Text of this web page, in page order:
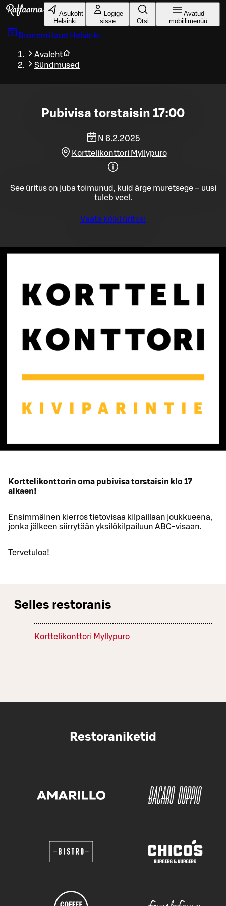
Liigu peamise sisu juurde
Asukoht
Helsinki
Logige
sisse
Otsi
Avatud
mobiilimenüü
Broneeri laud Helsinki
Avaleht
Sündmused
Pubivisa torstaisin 17:00
N 6.2.2025
Korttelikonttori Myllypuro
See üritus on juba toimunud, kuid ärge muretsege – uusi
tuleb veel.
Vaata kõiki üritusi
Korttelikonttorin oma pubivisa torstaisin klo 17
alkaen!
Ensimmäinen kierros tietovisaa kilpaillaan joukkueena,
jonka jälkeen siirrytään yksilökilpailuun ABC-visaan.
Tervetuloa!
Selles restoranis
Korttelikonttori Myllypuro
Restoraniketid